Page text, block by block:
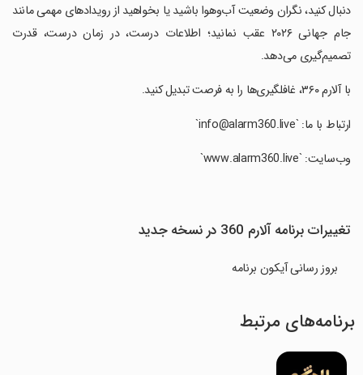
دنبال کنید، نگران وضعیت آب‌وهوا باشید یا بخواهید از رویدادهای مهمی مانند
جام جهانی ۲۰۲۶ عقب نمانید؛ اطلاعات درست، در زمان درست، قدرت
تصمیم‌گیری می‌دهد.
‏‏‏با آلارم ۳۶۰، غافلگیری‌ها را به فرصت تبدیل کنید.
‏‏‏ارتباط با ما: `info@alarm360.live`
‏‏‏وب‌سایت: `www.alarm360.live`
تغییرات برنامه ‏آلارم 360 در نسخه جدید
بروز رسانی آیکون برنامه
برنامه‌های مرتبط